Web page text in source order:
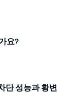
요?
단 성능과 황변